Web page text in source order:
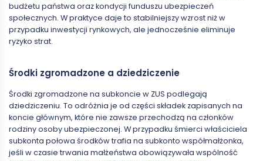
budżetu państwa oraz kondycji funduszu ubezpieczeń
społecznych. W praktyce daje to stabilniejszy wzrost niż w
przypadku inwestycji rynkowych, ale jednocześnie eliminuje
ryzyko strat.
Środki zgromadzone a dziedziczenie
Środki zgromadzone na subkoncie w ZUS podlegają
dziedziczeniu. To odróżnia je od części składek zapisanych na
koncie głównym, które nie zawsze przechodzą na członków
rodziny osoby ubezpieczonej. W przypadku śmierci właściciela
subkonta połowa środków trafia na subkonto współmałżonka,
jeśli w czasie trwania małżeństwa obowiązywała wspólność